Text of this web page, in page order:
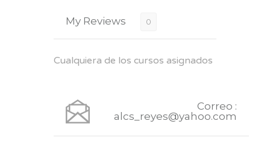
My Reviews 0
Cualquiera de los cursos asignados
Correo :
alcs_reyes@yahoo.com